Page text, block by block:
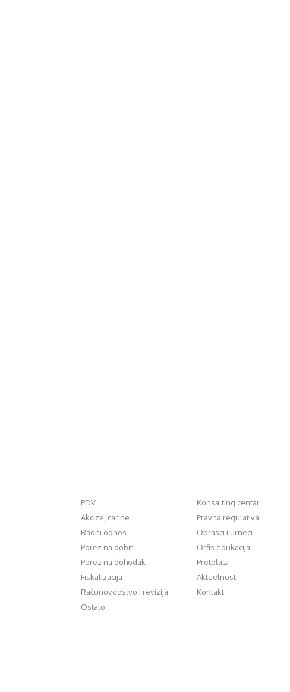
PDV
Akcize, carine
Radni odnos
Porez na dobit
Porez na dohodak
Fiskalizacija
Računovodstvo i revizija
Ostalo
Konsalting centar
Pravna regulativa
Obrasci i urneci
Orfis edukacija
Pretplata
Aktuelnosti
Kontakt